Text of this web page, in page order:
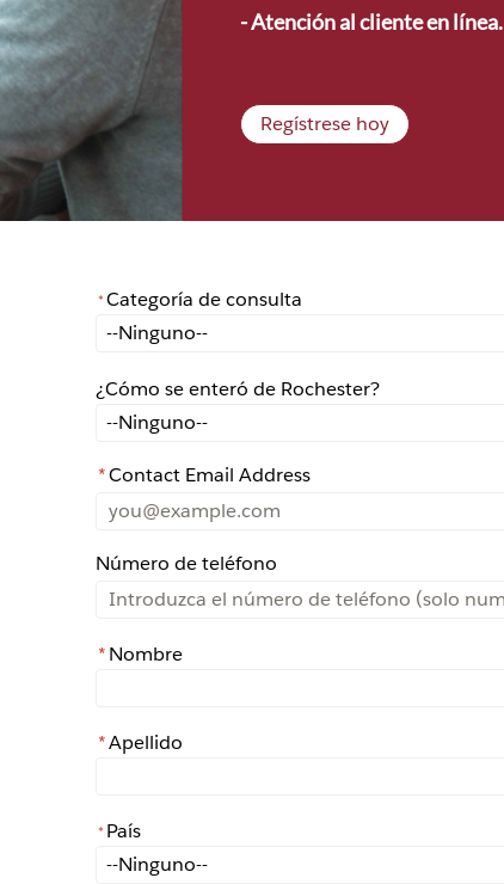
- Atención al cliente en línea.
Regístrese hoy
* Categoría de consulta
Categoría de consulta
¿Cómo se enteró de Rochester?
¿Cómo se enteró de Rochester?
*Contact Email Address
Número de teléfono
*Nombre
*Apellido
* País
País